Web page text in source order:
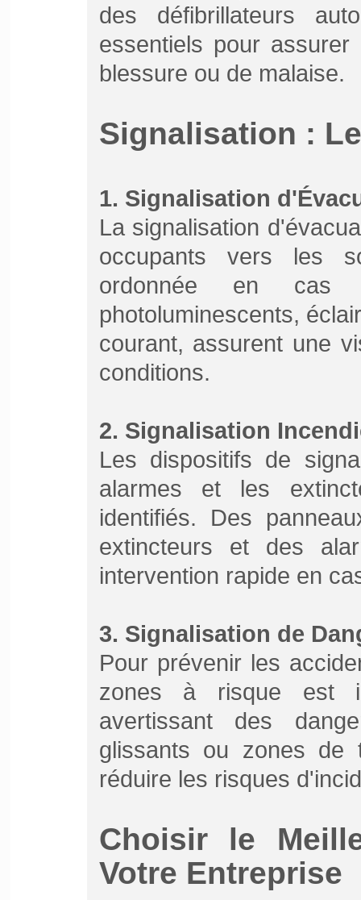
des défibrillateurs
essentiels pour
blessure ou de malaise.
Signalisation :
1. Signalisation
La signalisation
occupants vers les
ordonnée en cas
photoluminescents,
courant, assurent une
conditions.
2. Signalisation
Les dispositifs de
alarmes et les
identifiés. Des
extincteurs et des
intervention rapide en
3. Signalisation de
Pour prévenir les
zones à risque est
avertissant des
glissants ou zones de
réduire les risques
Choisir le
Votre Entreprise